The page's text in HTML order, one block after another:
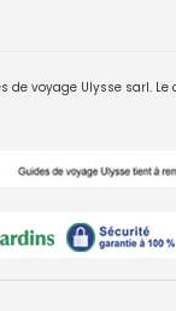
de voyage Ulysse sarl.